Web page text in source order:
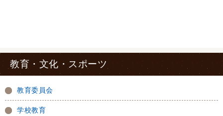
教育・文化・スポーツ
教育委員会
学校教育